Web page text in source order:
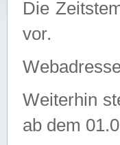
Die
vor.
Weiterhin
ab dem